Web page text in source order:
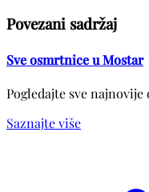
Povezani sadržaj
Sve osmrtnice u Mostar
Pogledajte sve
Saznajte više